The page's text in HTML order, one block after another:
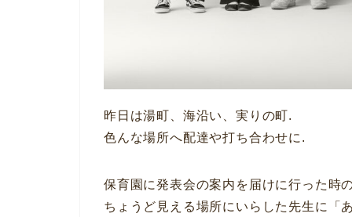
昨日は湯町、海沿い、実りの町.
色んな場所へ配達や打ち合わせに.
保育園に発表会の案内を届けに行った時
ちょうど見える場所にいらした先生に「